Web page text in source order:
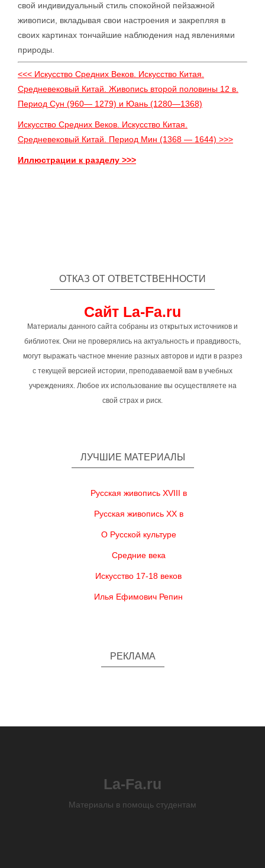
свой индивидуальный стиль спокойной пейзажной
живописи, вкладывая свои настроения и закрепляя в
своих картинах тончайшие наблюдения над явлениями
природы.
<<< Искусство Средних Веков. Искусство Китая.
Средневековый Китай. Живопись второй половины 12 в.
Период Сун (960— 1279) и Юань (1280—1368)
Искусство Средних Веков. Искусство Китая.
Средневековый Китай. Период Мин (1368 — 1644) >>>
Иллюстрации к разделу >>>
ОТКАЗ ОТ ОТВЕТСТВЕННОСТИ
Сайт La-Fa.ru
Материалы данного сайта собраны из открытых источников и
библиотек. Они не проверялись на актуальность и правдивость,
могут выражать частное мнение разных авторов и идти в разрез
с текущей версией истории, преподаваемой вам в учебных
учреждениях. Любое их использование вы осуществляете на
свой страх и риск.
ЛУЧШИЕ МАТЕРИАЛЫ
Русская живопись XVIII в
Русская живопись XX в
О Русской культуре
Средние века
Искусство 17-18 веков
Илья Ефимович Репин
РЕКЛАМА
La-Fa.ru
Материалы в помощь студентам